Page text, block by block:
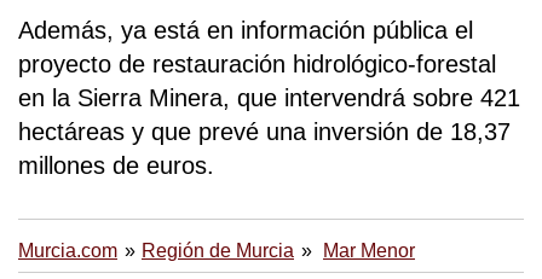
Además, ya está en información pública el
proyecto de restauración hidrológico-forestal
en la Sierra Minera, que intervendrá sobre 421
hectáreas y que prevé una inversión de 18,37
millones de euros.
Murcia.com Región de Murcia Mar Menor